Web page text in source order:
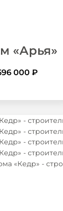
«Арья»
000 ₽